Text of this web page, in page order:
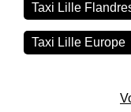
Taxi Lille
Taxi Lille Europe